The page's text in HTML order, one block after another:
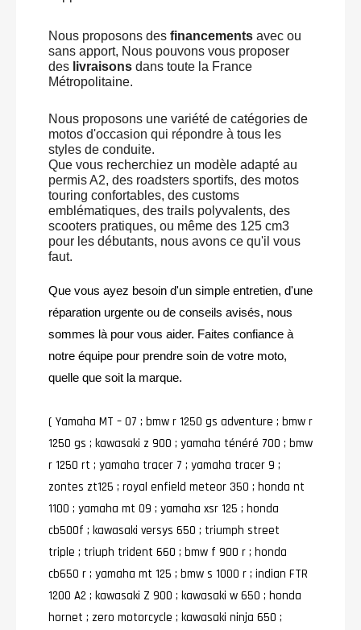
Nous proposons des financements avec ou
sans apport, Nous pouvons vous proposer
des livraisons dans toute la France
Métropolitaine.
Nous proposons une variété de catégories de
motos d'occasion qui répondre à tous les
styles de conduite.
Que vous recherchiez un modèle adapté au
permis A2, des roadsters sportifs, des motos
touring confortables, des customs
emblématiques, des trails polyvalents, des
scooters pratiques, ou même des 125 cm3
pour les débutants, nous avons ce qu'il vous
faut.
Que vous ayez besoin d'un simple entretien, d'une
réparation urgente ou de conseils avisés, nous
sommes là pour vous aider. Faites confiance à
notre équipe pour prendre soin de votre moto,
quelle que soit la marque.
( Yamaha MT – O7 ; bmw r 1250 gs adventure ; bmw r
1250 gs ; kawasaki z 900 ; yamaha ténéré 700 ; bmw
r 1250 rt ; yamaha tracer 7 ; yamaha tracer 9 ;
zontes zt125 ; royal enfield meteor 350 ; honda nt
1100 ; yamaha mt 09 ; yamaha xsr 125 ; honda
cb500f ; kawasaki versys 650 ; triumph street
triple ; triuph trident 660 ; bmw f 900 r ; honda
cb650 r ; yamaha mt 125 ; bmw s 1000 r ; indian FTR
1200 A2 ; kawasaki Z 900 ; kawasaki w 650 ; honda
hornet ; zero motorcycle ; kawasaki ninja 650 ;